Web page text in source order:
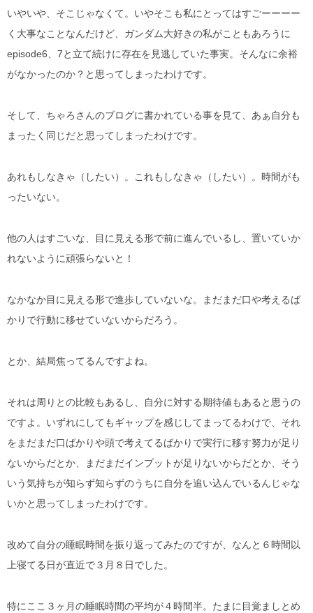
いやいや、そこじゃなくて。いやそこも私にとってはすごーーーー
く大事なことなんだけど、ガンダム大好きの私がこともあろうに
episode6、7と立て続けに存在を見逃していた事実。そんなに余裕
がなかったのか？と思ってしまったわけです。
そして、ちゃろさんのブログに書かれている事を見て、あぁ自分も
まったく同じだと思ってしまったわけです。
あれもしなきゃ（したい）。これもしなきゃ（したい）。時間がも
ったいない。
他の人はすごいな、目に見える形で前に進んでいるし、置いていか
れないように頑張らないと！
なかなか目に見える形で進歩していないな。まだまだ口や考えるば
かりで行動に移せていないからだろう。
とか、結局焦ってるんですよね。
それは周りとの比較もあるし、自分に対する期待値もあると思うの
ですよ。いずれにしてもギャップを感じしてまってるわけで、それ
をまだまだ口ばかりや頭で考えてるばかりで実行に移す努力が足り
ないからだとか、まだまだインプットが足りないからだとか、そう
いう気持ちが知らず知らずのうちに自分を追い込んでいるんじゃな
いかと思ってしまったわけです。
改めて自分の睡眠時間を振り返ってみたのですが、なんと６時間以
上寝てる日が直近で３月８日でした。
特にここ３ヶ月の睡眠時間の平均が４時間半。たまに目覚ましとめ